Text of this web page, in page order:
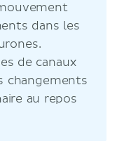
dans les
de canaux
changements
au repos